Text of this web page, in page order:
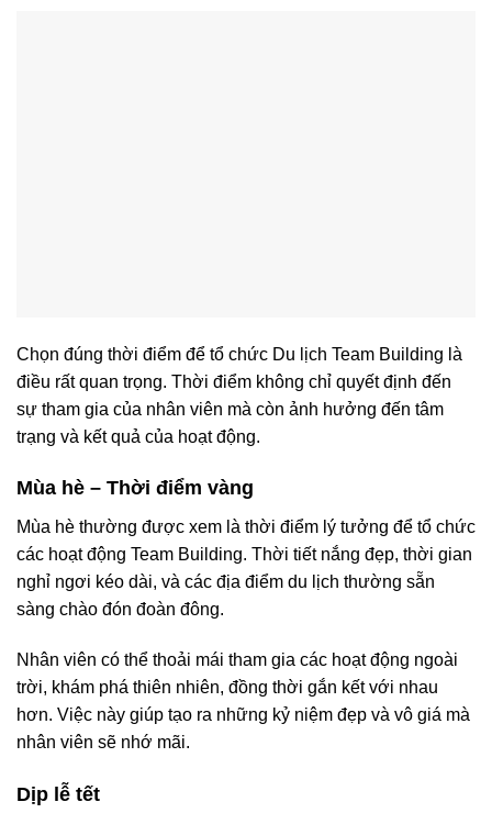
Chọn đúng thời điểm để tổ chức Du lịch Team Building là
điều rất quan trọng. Thời điểm không chỉ quyết định đến
sự tham gia của nhân viên mà còn ảnh hưởng đến tâm
trạng và kết quả của hoạt động.
Mùa hè – Thời điểm vàng
Mùa hè thường được xem là thời điểm lý tưởng để tổ chức
các hoạt động Team Building. Thời tiết nắng đẹp, thời gian
nghỉ ngơi kéo dài, và các địa điểm du lịch thường sẵn
sàng chào đón đoàn đông.
Nhân viên có thể thoải mái tham gia các hoạt động ngoài
trời, khám phá thiên nhiên, đồng thời gắn kết với nhau
hơn. Việc này giúp tạo ra những kỷ niệm đẹp và vô giá mà
nhân viên sẽ nhớ mãi.
Dịp lễ tết